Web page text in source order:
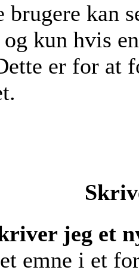
kan
kun hvis
er for at
jeg et
emne i et